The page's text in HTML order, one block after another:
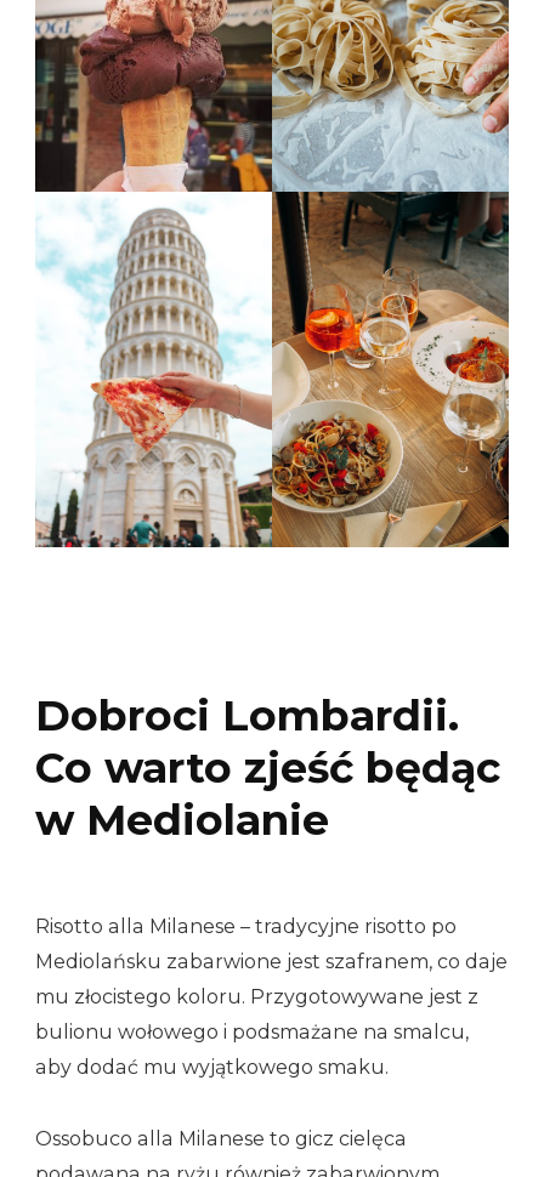
Dobroci Lombardii.
Co warto zjeść będąc
w Mediolanie
Risotto alla Milanese – tradycyjne risotto po
Mediolańsku zabarwione jest szafranem, co daje
mu złocistego koloru. Przygotowywane jest z
bulionu wołowego i podsmażane na smalcu,
aby dodać mu wyjątkowego smaku.
Ossobuco alla Milanese to gicz cielęca